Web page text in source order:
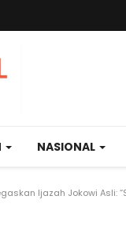
NASIONAL
Ijazah Jokowi Asli: